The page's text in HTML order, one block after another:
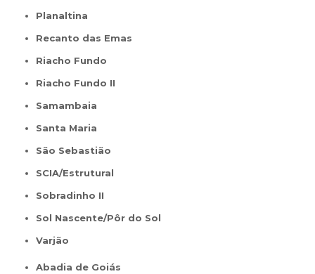
Planaltina
Recanto das Emas
Riacho Fundo
Riacho Fundo II
Samambaia
Santa Maria
São Sebastião
SCIA/Estrutural
Sobradinho II
Sol Nascente/Pôr do Sol
Varjão
Abadia de Goiás